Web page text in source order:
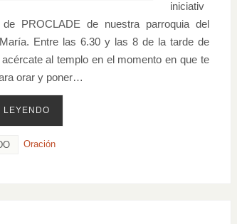
iniciativ
PROCLADE de nuestra parroquia del
Entre las 6.30 y las 8 de la tarde de
al templo en el momento en que te
orar y poner…
LEYENDO
Oración